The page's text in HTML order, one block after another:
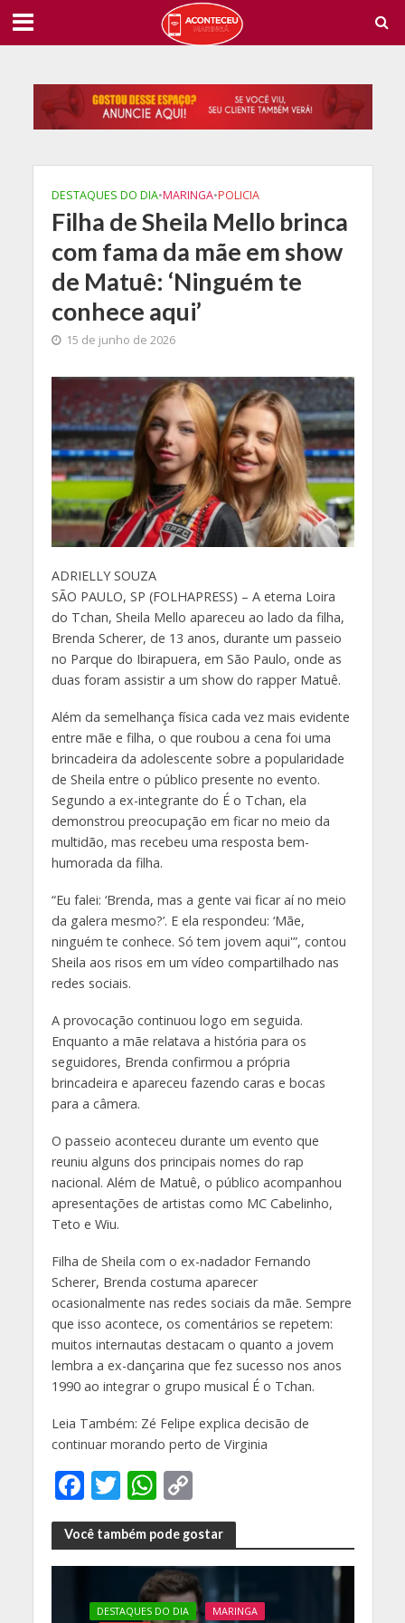
DESTAQUES DO DIA•MARINGA•POLICIA
Filha de Sheila Mello brinca
com fama da mãe em show
de Matuê: ‘Ninguém te
conhece aqui’
15 de junho de 2026
ADRIELLY SOUZA
SÃO PAULO, SP (FOLHAPRESS) – A eterna Loira
do Tchan, Sheila Mello apareceu ao lado da filha,
Brenda Scherer, de 13 anos, durante um passeio
no Parque do Ibirapuera, em São Paulo, onde as
duas foram assistir a um show do rapper Matuê.
Além da semelhança física cada vez mais evidente
entre mãe e filha, o que roubou a cena foi uma
brincadeira da adolescente sobre a popularidade
de Sheila entre o público presente no evento.
Segundo a ex-integrante do É o Tchan, ela
demonstrou preocupação em ficar no meio da
multidão, mas recebeu uma resposta bem-
humorada da filha.
“Eu falei: ‘Brenda, mas a gente vai ficar aí no meio
da galera mesmo?’. E ela respondeu: ‘Mãe,
ninguém te conhece. Só tem jovem aqui'”, contou
Sheila aos risos em um vídeo compartilhado nas
redes sociais.
A provocação continuou logo em seguida.
Enquanto a mãe relatava a história para os
seguidores, Brenda confirmou a própria
brincadeira e apareceu fazendo caras e bocas
para a câmera.
O passeio aconteceu durante um evento que
reuniu alguns dos principais nomes do rap
nacional. Além de Matuê, o público acompanhou
apresentações de artistas como MC Cabelinho,
Teto e Wiu.
Filha de Sheila com o ex-nadador Fernando
Scherer, Brenda costuma aparecer
ocasionalmente nas redes sociais da mãe. Sempre
que isso acontece, os comentários se repetem:
muitos internautas destacam o quanto a jovem
lembra a ex-dançarina que fez sucesso nos anos
1990 ao integrar o grupo musical É o Tchan.
Leia Também: Zé Felipe explica decisão de
continuar morando perto de Virginia
F
ac
e
b
o
T
w
itt
er
W
h
at
s
A
C
o
p
y
Li
Você também pode gostar
DESTAQUES DO DIA MARINGA